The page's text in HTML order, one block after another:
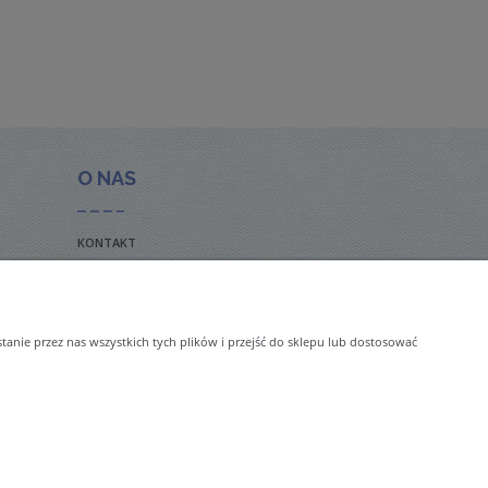
O NAS
KONTAKT
przez nas wszystkich tych plików i przejść do sklepu lub dostosować